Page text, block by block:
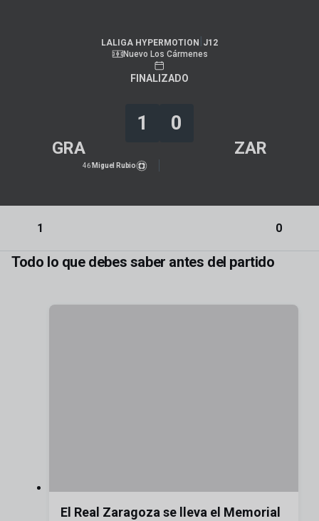
LALIGA HYPERMOTION | J12
Nuevo Los Cármenes
FINALIZADO
GRA
1 0
ZAR
46’Miguel Rubio
1 0
Todo lo que debes saber antes del partido
El Real Zaragoza se lleva el Memorial